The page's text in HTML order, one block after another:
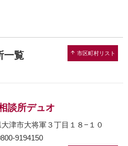
一覧 arrow_upward 市区町村リスト
談所デュオ
津市大将軍３丁目１８−１０
9194150